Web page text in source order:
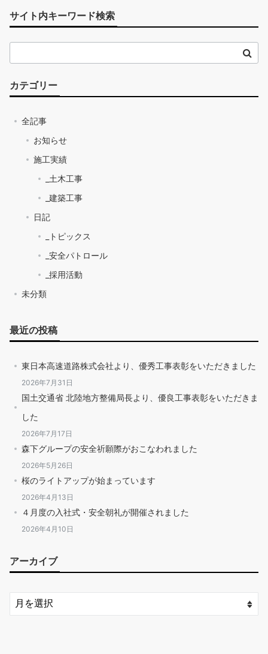
サイト内キーワード検索
カテゴリー
全記事
お知らせ
施工実績
_土木工事
_建築工事
日記
_トピックス
_安全パトロール
_採用活動
未分類
最近の投稿
東日本高速道路株式会社より、優秀工事表彰をいただきました
2026年7月31日
国土交通省 北陸地方整備局長より、優良工事表彰をいただきま
した
2026年7月17日
森下グループの安全祈願際がおこなわれました
2026年5月26日
桜のライトアップが始まっています
2026年4月13日
４月度の入社式・安全朝礼が開催されました
2026年4月10日
アーカイブ